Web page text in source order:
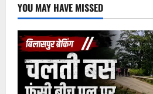
YOU MAY HAVE MISSED